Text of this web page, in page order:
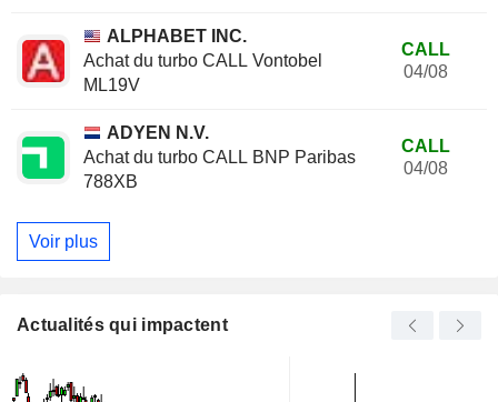
ALPHABET INC.
Achat du turbo CALL Vontobel
ML19V
CALL
04/08
ADYEN N.V.
Achat du turbo CALL BNP Paribas
788XB
CALL
04/08
Voir plus
Actualités qui impactent